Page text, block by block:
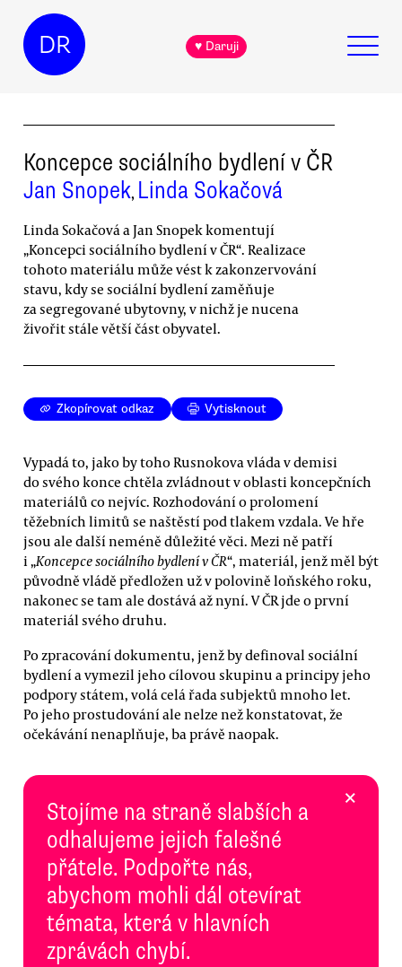
DR ♥ Daruji
Koncepce sociálního bydlení v ČR
Jan Snopek, Linda Sokačová
Linda Sokačová a Jan Snopek komentují
„Koncepci sociálního bydlení v ČR“. Realizace
tohoto materiálu může vést k zakonzervování
stavu, kdy se sociální bydlení zaměňuje
za segregované ubytovny, v nichž je nucena
živořit stále větší část obyvatel.
Zkopírovat odkaz Vytisknout
Vypadá to, jako by toho Rusnokova vláda v demisi
do svého konce chtěla zvládnout v oblasti koncepčních
materiálů co nejvíc. Rozhodování o prolomení
těžebních limitů se naštěstí pod tlakem vzdala. Ve hře
jsou ale další neméně důležité věci. Mezi ně patří
i „Koncepce sociálního bydlení v ČR“, materiál, jenž měl být
původně vládě předložen už v polovině loňského roku,
nakonec se tam ale dostává až nyní. V ČR jde o první
materiál svého druhu.
Po zpracování dokumentu, jenž by definoval sociální
bydlení a vymezil jeho cílovou skupinu a principy jeho
podpory státem, volá celá řada subjektů mnoho let.
Po jeho prostudování ale nelze než konstatovat, že
očekávání nenaplňuje, ba právě naopak.
Stojíme na straně slabších a
odhalujeme jejich falešné
přátele. Podpořte nás,
abychom mohli dál otevírat
témata, která v hlavních
zprávách chybí.
×